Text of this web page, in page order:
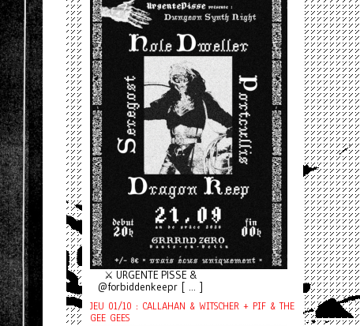
⚔️ URGENTE PISSE &
@forbiddenkeepr [ ... ]
JEU 01/10 : CALLAHAN & WITSCHER + PIF & THE
GEE GEES